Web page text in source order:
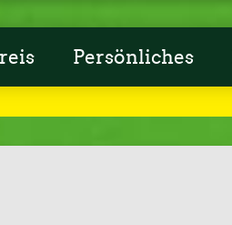
Persönliches